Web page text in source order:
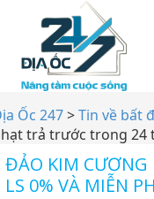
Ốc 247>Tin về bất
trả trước trong 24
ĐẢO KIM CƯƠNG
LS 0% VÀ MIỄN